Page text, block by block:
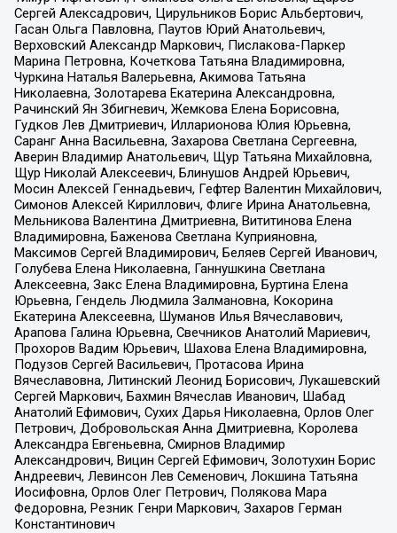
Сергей Алексадрович, Цирульников Борис Альбертович,
Гасан Ольга Павловна, Паутов Юрий Анатольевич,
Верховский Александр Маркович, Пислакова-Паркер
Марина Петровна, Кочеткова Татьяна Владимировна,
Чуркина Наталья Валерьевна, Акимова Татьяна
Николаевна, Золотарева Екатерина Александровна,
Рачинский Ян Збигневич, Жемкова Елена Борисовна,
Гудков Лев Дмитриевич, Илларионова Юлия Юрьевна,
Саранг Анна Васильевна, Захарова Светлана Сергеевна,
Аверин Владимир Анатольевич, Щур Татьяна Михайловна,
Щур Николай Алексеевич, Блинушов Андрей Юрьевич,
Мосин Алексей Геннадьевич, Гефтер Валентин Михайлович,
Симонов Алексей Кириллович, Флиге Ирина Анатольевна,
Мельникова Валентина Дмитриевна, Вититинова Елена
Владимировна, Баженова Светлана Куприяновна,
Максимов Сергей Владимирович, Беляев Сергей Иванович,
Голубева Елена Николаевна, Ганнушкина Светлана
Алексеевна, Закс Елена Владимировна, Буртина Елена
Юрьевна, Гендель Людмила Залмановна, Кокорина
Екатерина Алексеевна, Шуманов Илья Вячеславович,
Арапова Галина Юрьевна, Свечников Анатолий Мариевич,
Прохоров Вадим Юрьевич, Шахова Елена Владимировна,
Подузов Сергей Васильевич, Протасова Ирина
Вячеславовна, Литинский Леонид Борисович, Лукашевский
Сергей Маркович, Бахмин Вячеслав Иванович, Шабад
Анатолий Ефимович, Сухих Дарья Николаевна, Орлов Олег
Петрович, Добровольская Анна Дмитриевна, Королева
Александра Евгеньевна, Смирнов Владимир
Александрович, Вицин Сергей Ефимович, Золотухин Борис
Андреевич, Левинсон Лев Семенович, Локшина Татьяна
Иосифовна, Орлов Олег Петрович, Полякова Мара
Федоровна, Резник Генри Маркович, Захаров Герман
Константинович